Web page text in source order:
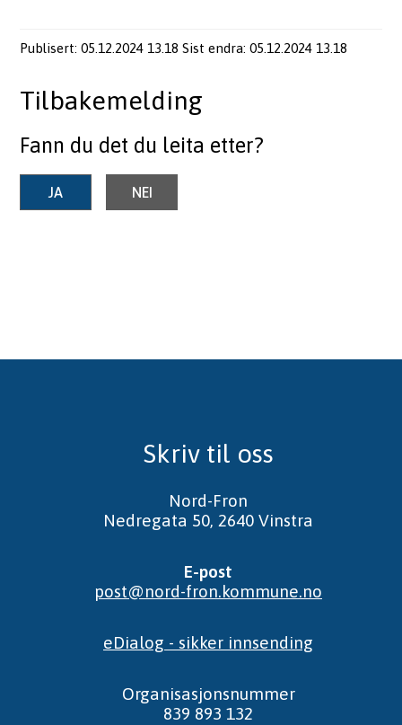
Publisert 05.12.2024 13.18 Sist endra 05.12.2024 13.18
Tilbakemelding
Fann du det du leita etter?
JA NEI
Skriv til oss
Nord-Fron
Nedregata 50, 2640 Vinstra
E-post
post@nord-fron.kommune.no
eDialog - sikker innsending
Organisasjonsnummer
839 893 132